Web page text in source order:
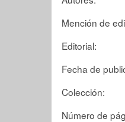
Mención de
Editorial:
Fecha de
Colección:
Número de